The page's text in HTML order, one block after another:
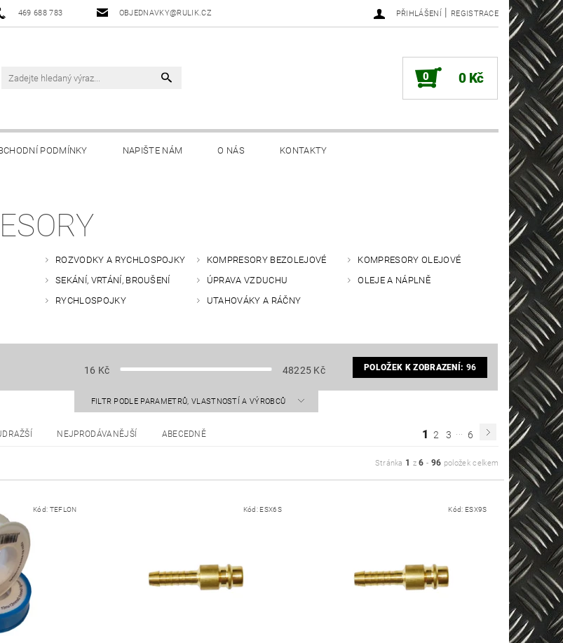
469 688 783 OBJEDNAVKY@RULIK.CZ PŘIHLÁŠENÍ | REGISTRACE
0 0 Kč
PODMÍNKY NAPIŠTE NÁM O NÁS KONTAKTY
ROZVODKY A RYCHLOSPOJKY KOMPRESORY BEZOLEJOVÉ
KOMPRESORY OLEJOVÉ
SEKÁNÍ, VRTÁNÍ, BROUŠENÍ ÚPRAVA VZDUCHU
OLEJE A NÁPLNĚ
RYCHLOSPOJKY UTAHOVÁKY A RÁČNY
16 Kč 48225 Kč POLOŽEK K ZOBRAZENÍ: 96
FILTR PODLE PARAMETRŮ, VLASTNOSTÍ A VÝROBCŮ
NEJPRODÁVANĚJŠÍ ABECEDNĚ 1 2 3 ... 6
Stránka 1 z6 - 96 položek celkem
Kód: TEFLON Kód: ESX6S Kód: ESX9S